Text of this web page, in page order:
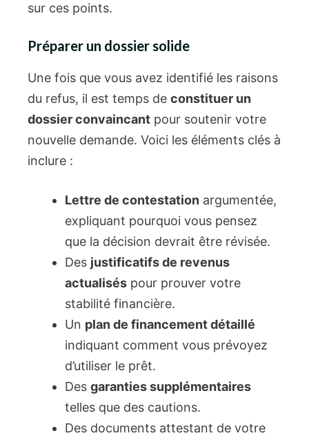
sur ces points.
Préparer un dossier solide
Une fois que vous avez identifié les raisons
du refus, il est temps de constituer un
dossier convaincant pour soutenir votre
nouvelle demande. Voici les éléments clés à
inclure :
Lettre de contestation argumentée,
expliquant pourquoi vous pensez
que la décision devrait être révisée.
Des justificatifs de revenus
actualisés pour prouver votre
stabilité financière.
Un plan de financement détaillé
indiquant comment vous prévoyez
d’utiliser le prêt.
Des garanties supplémentaires
telles que des cautions.
Des documents attestant de votre